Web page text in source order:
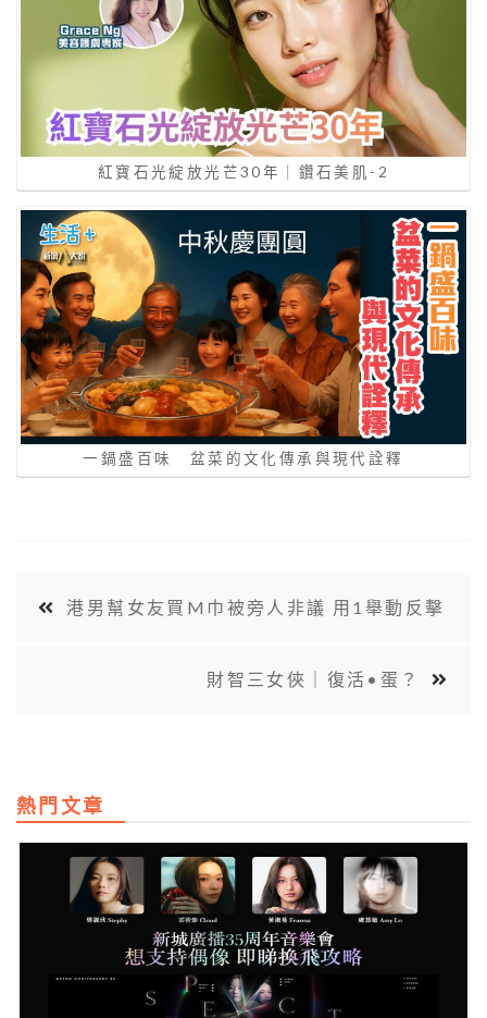
紅寶石光綻放光芒30年｜鑽石美肌-2
一鍋盛百味 盆菜的文化傳承與現代詮釋
港男幫女友買M巾被旁人非議 用1舉動反擊
財智三女俠｜復活•蛋？
熱門文章